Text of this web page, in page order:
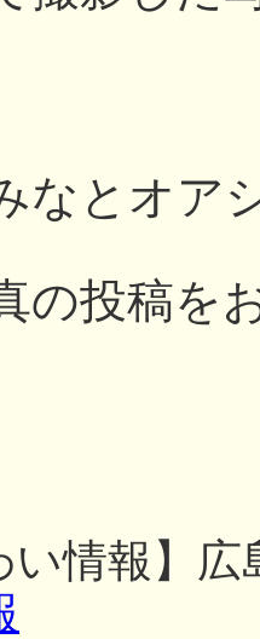
なとオア
の投稿を
い情報】